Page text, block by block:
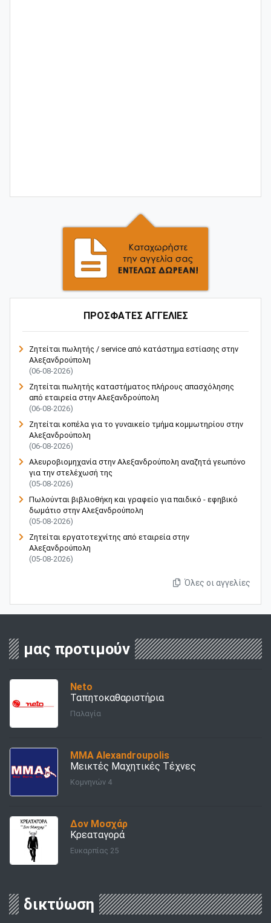
ΠΡΟΣΦΑΤΕΣ ΑΓΓΕΛΙΕΣ
Ζητείται πωλητής / service από κατάστημα εστίασης στην
Αλεξανδρούπολη
(06-08-2026)
Ζητείται πωλητής καταστήματος πλήρους απασχόλησης
από εταιρεία στην Αλεξανδρούπολη
(06-08-2026)
Ζητείται κοπέλα για το γυναικείο τμήμα κομμωτηρίου στην
Αλεξανδρούπολη
(06-08-2026)
Αλευροβιομηχανία στην Αλεξανδρούπολη αναζητά γεωπόνο
για την στελέχωσή της
(05-08-2026)
Πωλούνται βιβλιοθήκη και γραφείο για παιδικό - εφηβικό
δωμάτιο στην Αλεξανδρούπολη
(05-08-2026)
Ζητείται εργατοτεχνίτης από εταιρεία στην
Αλεξανδρούπολη
(05-08-2026)
Όλες οι αγγελίες
μας προτιμούν
Νeto
Ταπητοκαθαριστήρια
Παλαγία
ΜΜΑ Alexandroupolis
Μεικτές Μαχητικές Τέχνες
Κομνηνών 4
Δον Μοσχάρ
Κρεαταγορά
Ευκαρπίας 25
δικτύωση